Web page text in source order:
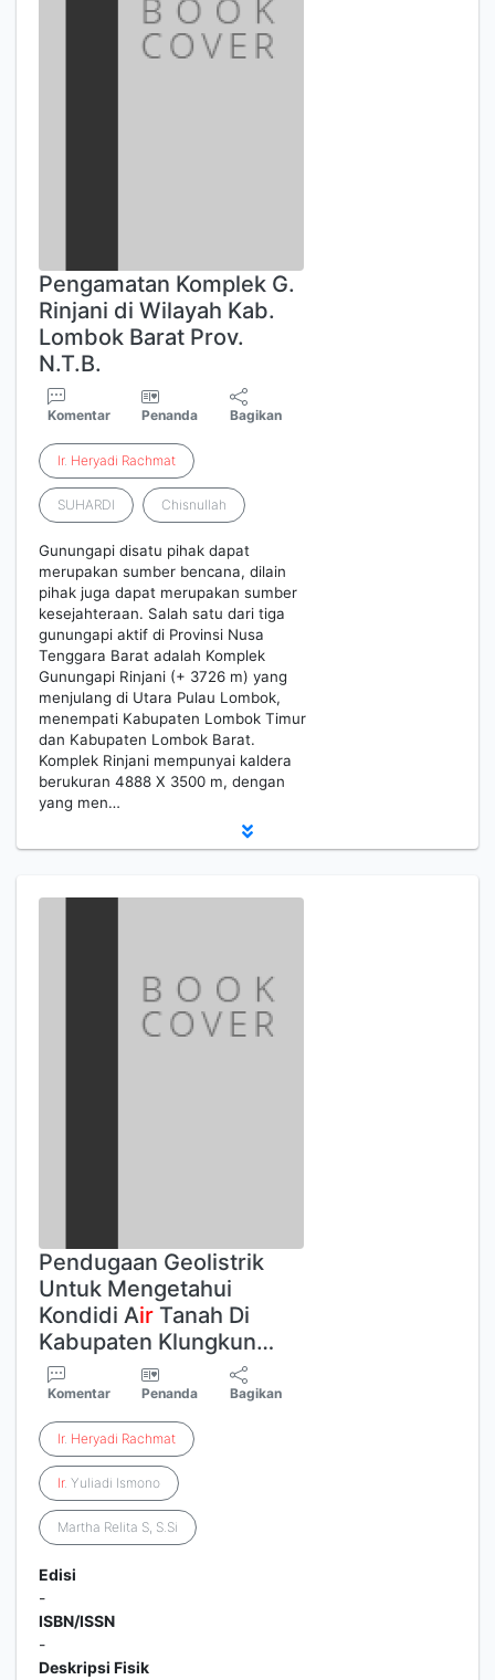
Pengamatan Komplek G.
Rinjani di Wilayah Kab.
Lombok Barat Prov.
N.T.B.
Komentar Penanda Bagikan
Ir. Heryadi Rachmat
SUHARDI Chisnullah
Gunungapi disatu pihak dapat
merupakan sumber bencana, dilain
pihak juga dapat merupakan sumber
kesejahteraan. Salah satu dari tiga
gunungapi aktif di Provinsi Nusa
Tenggara Barat adalah Komplek
Gunungapi Rinjani (+ 3726 m) yang
menjulang di Utara Pulau Lombok,
menempati Kabupaten Lombok Timur
dan Kabupaten Lombok Barat.
Komplek Rinjani mempunyai kaldera
berukuran 4888 X 3500 m, dengan
yang men…
Pendugaan Geolistrik
Untuk Mengetahui
Kondidi Air Tanah Di
Kabupaten Klungkun…
Komentar Penanda Bagikan
Ir. Heryadi Rachmat
Ir. Yuliadi Ismono
Martha Relita S, S.Si
Edisi
-
ISBN/ISSN
-
Deskripsi Fisik